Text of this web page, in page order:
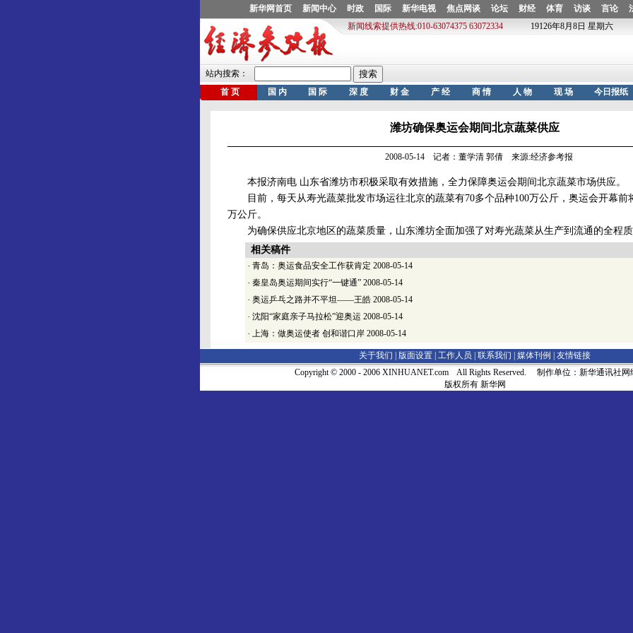
潍坊确保奥运会期间北京蔬菜供应
2008-05-14 记者：董学清 郭倩 来源:经济参考报
本报济南电 山东省潍坊市积极采取有效措施，全力保障奥运会期间北京蔬菜市场供应。
目前，每天从寿光蔬菜批发市场运往北京的蔬菜有70多个品种100万公斤，奥运会开幕前
万公斤。
为确保供应北京地区的蔬菜质量，山东潍坊全面加强了对寿光蔬菜从生产到流通的全程质
相关稿件
· 青岛：奥运食品安全工作获肯定 2008-05-14
· 秦皇岛奥运期间实行“一键通” 2008-05-14
· 奥运乒乓之路并不平坦——王皓 2008-05-14
· 沈阳“家庭亲子马拉松”迎奥运 2008-05-14
· 上海：做奥运使者 创和谐口岸 2008-05-14
关于我们 | 版面设置 工作人员 联系我们 媒体刊例
友情链接
Copyright © 2000 - 2006 XINHUANET.com All Rights Reserved. 制作单位：新华通讯社网
版权所有 新华网